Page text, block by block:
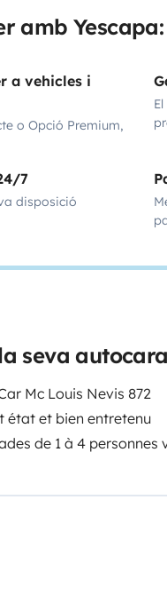
amb Yescapa:
a vehicles i
o Opció Premium,
7
disposició
seva
Mc Louis Nevis 872
état et bien entretenu
de 1 à 4 personnes
passerez de